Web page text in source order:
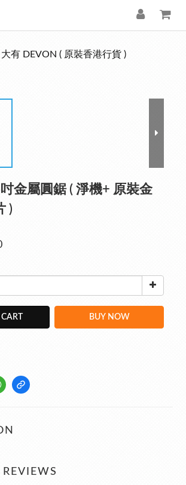
大有 DEVON ( 原裝香港行貨 )
金屬圓鋸 ( 淨機+ 原裝金
)
BUY NOW